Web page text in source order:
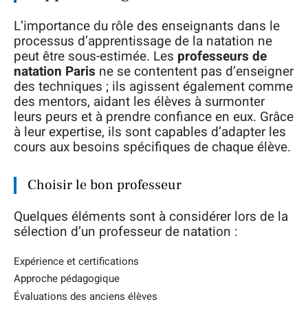
L’importance du rôle des enseignants dans le
processus d’apprentissage de la natation ne
peut être sous-estimée. Les professeurs de
natation Paris ne se contentent pas d’enseigner
des techniques ; ils agissent également comme
des mentors, aidant les élèves à surmonter
leurs peurs et à prendre confiance en eux. Grâce
à leur expertise, ils sont capables d’adapter les
cours aux besoins spécifiques de chaque élève.
Choisir le bon professeur
Quelques éléments sont à considérer lors de la
sélection d’un professeur de natation :
Expérience et certifications
Approche pédagogique
Évaluations des anciens élèves